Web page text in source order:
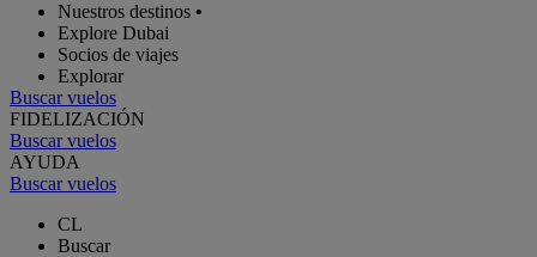
Nuestros destinos •
Explore Dubai
Socios de viajes
Explorar
Buscar vuelos
FIDELIZACIÓN
Buscar vuelos
AYUDA
Buscar vuelos
CL
Buscar